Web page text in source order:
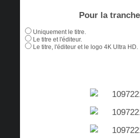
Pour la
Uniquement le titre.
Le titre et l'éditeur.
Le titre, l'éditeur et le logo 4K Ultra HD.